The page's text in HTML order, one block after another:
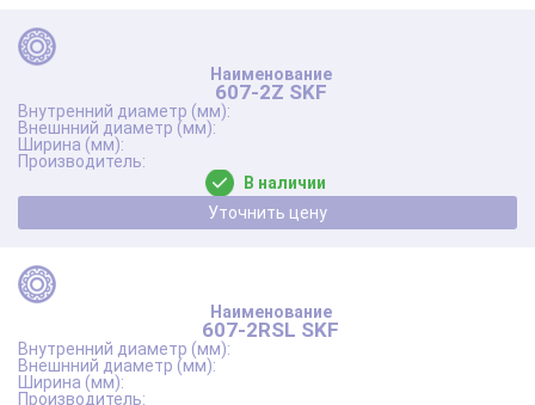
607-2Z SKF
В наличии
Уточнить цену
607-2RSL SKF